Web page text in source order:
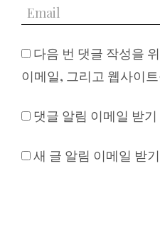
다음 번 댓글 작성을
이메일, 그리고 웹사이
댓글 알림 이메일 받기
새 글 알림 이메일 받기